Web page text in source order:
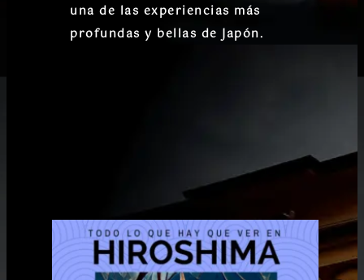
una de las experiencias más
profundas y bellas de Japón.